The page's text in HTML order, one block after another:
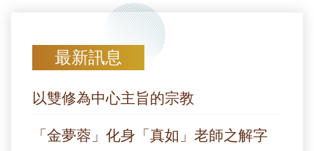
最新訊息
以雙修為中心主旨的宗教
「金夢蓉」化身「真如」老師之解字